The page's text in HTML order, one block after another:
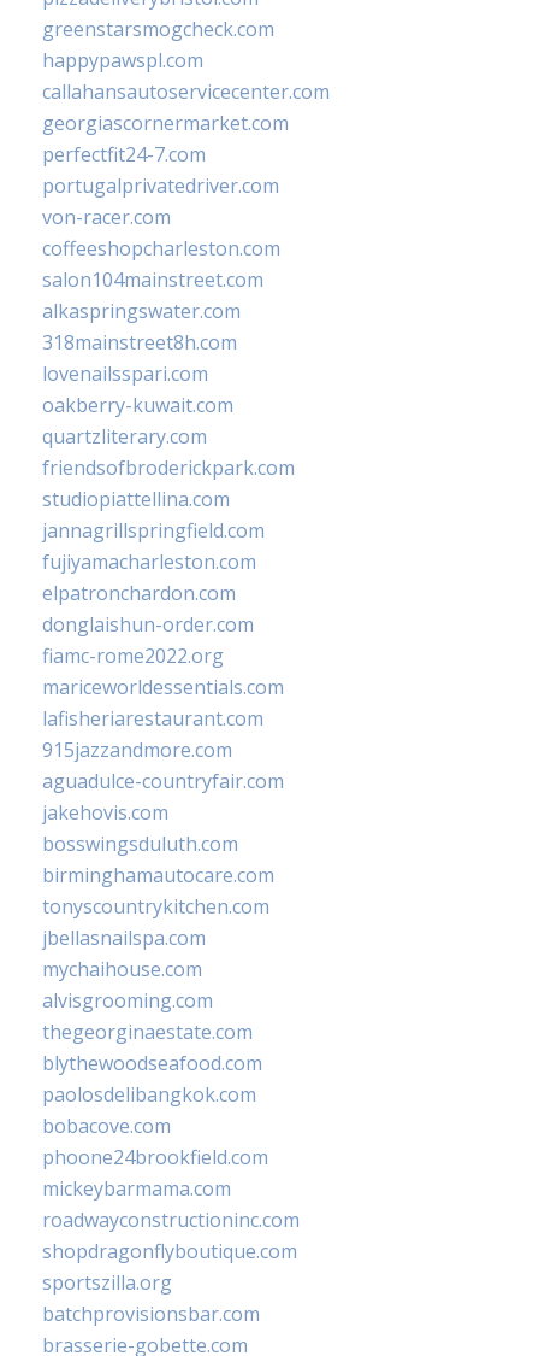
greenstarsmogcheck.com
happypawspl.com
callahansautoservicecenter.com
georgiascornermarket.com
perfectfit24-7.com
portugalprivatedriver.com
von-racer.com
coffeeshopcharleston.com
salon104mainstreet.com
alkaspringswater.com
318mainstreet8h.com
lovenailsspari.com
oakberry-kuwait.com
quartzliterary.com
friendsofbroderickpark.com
studiopiattellina.com
jannagrillspringfield.com
fujiyamacharleston.com
elpatronchardon.com
donglaishun-order.com
fiamc-rome2022.org
mariceworldessentials.com
lafisheriarestaurant.com
915jazzandmore.com
aguadulce-countryfair.com
jakehovis.com
bosswingsduluth.com
birminghamautocare.com
tonyscountrykitchen.com
jbellasnailspa.com
mychaihouse.com
alvisgrooming.com
thegeorginaestate.com
blythewoodseafood.com
paolosdelibangkok.com
bobacove.com
phoone24brookfield.com
mickeybarmama.com
roadwayconstructioninc.com
shopdragonflyboutique.com
sportszilla.org
batchprovisionsbar.com
brasserie-gobette.com